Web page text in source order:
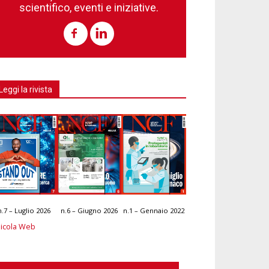
scientifico, eventi e iniziative.
la rivista
– Luglio 2026 n.6 – Giugno 2026 n.1 – Gennaio 2022
Web